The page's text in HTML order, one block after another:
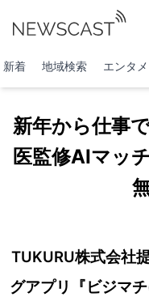
新着 地域検索 エンタメ
新年から仕事
医監修AIマッ
TUKURU株式会社
グアプリ『ビジマ